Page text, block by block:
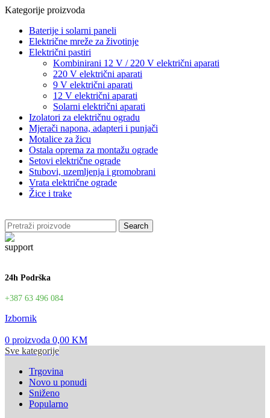
Kategorije proizvoda
Baterije i solarni paneli
Električne mreže za životinje
Električni pastiri
Kombinirani 12 V / 220 V električni aparati
220 V električni aparati
9 V električni aparati
12 V električni aparati
Solarni električni aparati
Izolatori za električnu ogradu
Mjerači napona, adapteri i punjači
Motalice za žicu
Ostala oprema za montažu ograde
Setovi električne ograde
Stubovi, uzemljenja i gromobrani
Vrata električne ograde
Žice i trake
Search
24h Podrška
+387 63 496 084
Izbornik
0 proizvoda 0,00 KM
Sve kategorije
Trgovina
Novo u ponudi
Sniženo
Popularno